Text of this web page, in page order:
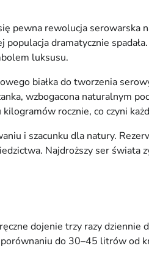
pewna rewolucja serowarska
populacja dramatycznie
luksusu.
białka do tworzenia
wzbogacona naturalnym
rocznie, co czyni
i szacunku dla natury.
Najdroższy ser świata
dojenie trzy razy dziennie
do 30–45 litrów od